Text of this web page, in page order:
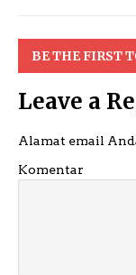
BE THE FIRST
Leave a
Alamat email
Komentar